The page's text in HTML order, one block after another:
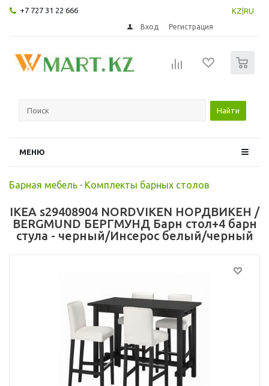
+7 727 31 22 666 KZ RU
Вход Регистрация
Найти
МЕНЮ
Барная мебель - Комплекты барных столов
IKEA s29408904 NORDVIKEN НОРДВИКЕН /
BERGMUND БЕРГМУНД Барн стол+4 барн
стула - черный/Инсерос белый/черный